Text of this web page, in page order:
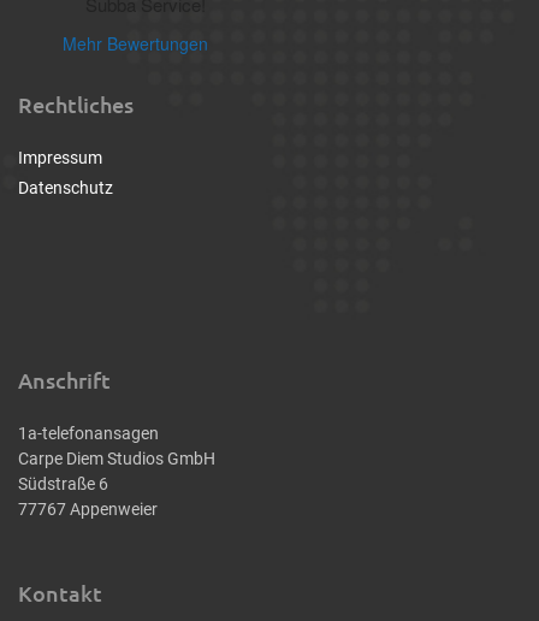
Mehr Bewertungen
Rechtliches
Impressum
Datenschutz
Anschrift
1a-telefonansagen
Carpe Diem Studios GmbH
Südstraße 6
77767 Appenweier
Kontakt